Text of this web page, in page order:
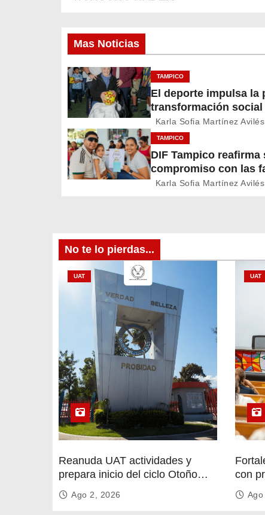
v
e
g
a
c
i
d
e
t
r
a
d
a
s
Mas Noticias
TAMPICO
El deporte impulsa la
transformación social
Tampico
Karla Sofia Martínez Avilés
TAMPICO
DIF Tampico reafirma
compromiso con las
en su día
Karla Sofia Martínez Avilés
No te lo pierdas...
UAT
Reanuda UAT actividades y
prepara inicio del ciclo Otoño
2026
Ago 2, 2026
UAT
con
circular